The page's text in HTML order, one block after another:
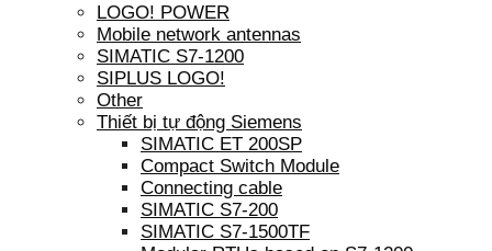
LOGO! POWER
Mobile network antennas
SIMATIC S7-1200
SIPLUS LOGO!
Other
Thiết bị tự động Siemens
SIMATIC ET 200SP
Compact Switch Module
Connecting cable
SIMATIC S7-200
SIMATIC S7-1500TF